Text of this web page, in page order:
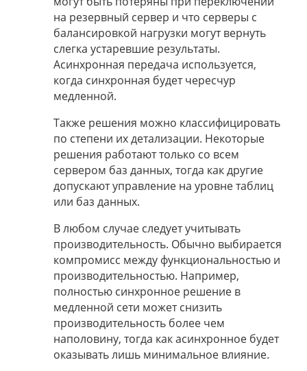
на резервный сервер и что серверы с
балансировкой нагрузки могут вернуть
слегка устаревшие результаты.
Асинхронная передача используется,
когда синхронная будет чересчур
медленной.
Также решения можно классифицировать
по степени их детализации. Некоторые
решения работают только со всем
сервером баз данных, тогда как другие
допускают управление на уровне таблиц
или баз данных.
В любом случае следует учитывать
производительность. Обычно выбирается
компромисс между функциональностью и
производительностью. Например,
полностью синхронное решение в
медленной сети может снизить
производительность более чем
наполовину, тогда как асинхронное будет
оказывать лишь минимальное влияние.